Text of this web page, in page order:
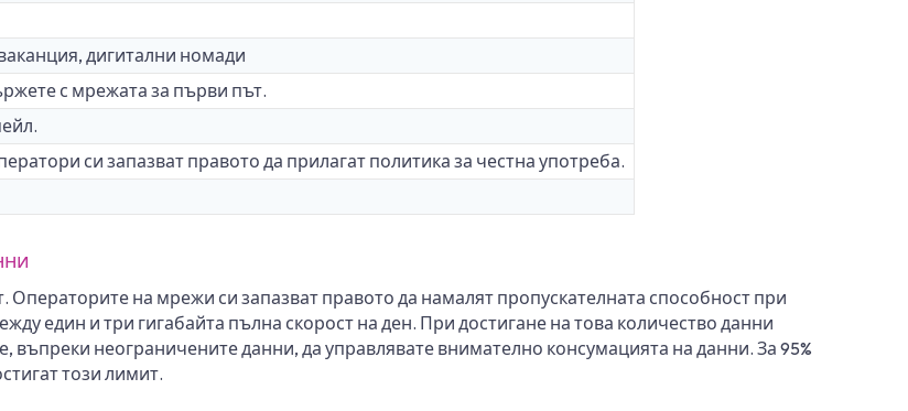
дигитални номади
с мрежата за първи път.
си запазват правото да прилагат политика за честна употреба.
на мрежи си запазват правото да намалят пропускателната способност при
един и три гигабайта пълна скорост на ден. При достигане на това количество данни
неограничените данни, да управлявате внимателно консумацията на данни. За 95%
този лимит.